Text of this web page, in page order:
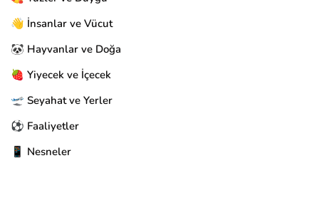
👋 İnsanlar ve Vücut
🐼 Hayvanlar ve Doğa
🍓 Yiyecek ve İçecek
🛫 Seyahat ve Yerler
⚽ Faaliyetler
📱 Nesneler